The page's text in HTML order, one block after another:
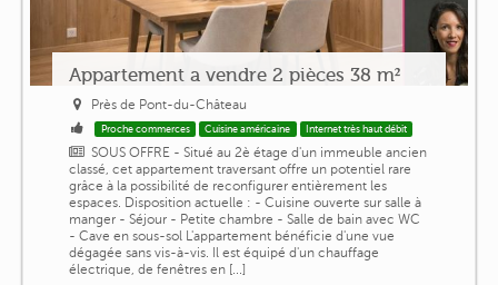
Appartement a vendre 2 pièces 38 m²
Près de Pont-du-Château
Proche commerces Cuisine américaine Internet très haut débit
SOUS OFFRE - Situé au 2è étage d'un immeuble ancien
classé, cet appartement traversant offre un potentiel rare
grâce à la possibilité de reconfigurer entièrement les
espaces. Disposition actuelle : - Cuisine ouverte sur salle à
manger - Séjour - Petite chambre - Salle de bain avec WC
- Cave en sous-sol L'appartement bénéficie d'une vue
dégagée sans vis-à-vis. Il est équipé d'un chauffage
électrique, de fenêtres en [...]